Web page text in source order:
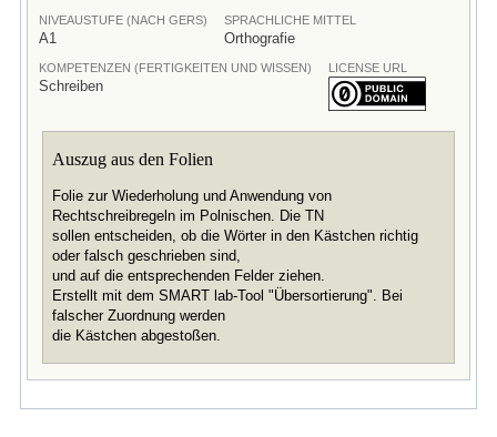
NIVEAUSTUFE (NACH GERS)
A1
SPRACHLICHE MITTEL
Orthografie
KOMPETENZEN (FERTIGKEITEN UND WISSEN)
Schreiben
LICENSE URL
Auszug aus den Folien
Folie zur Wiederholung und Anwendung von
Rechtschreibregeln im Polnischen. Die TN
sollen entscheiden, ob die Wörter in den Kästchen richtig
oder falsch geschrieben sind,
und auf die entsprechenden Felder ziehen.
Erstellt mit dem SMART lab‐Tool "Übersortierung". Bei
falscher Zuordnung werden
die Kästchen abgestoßen.